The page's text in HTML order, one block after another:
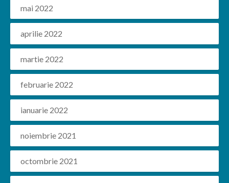
mai 2022
aprilie 2022
martie 2022
februarie 2022
ianuarie 2022
noiembrie 2021
octombrie 2021